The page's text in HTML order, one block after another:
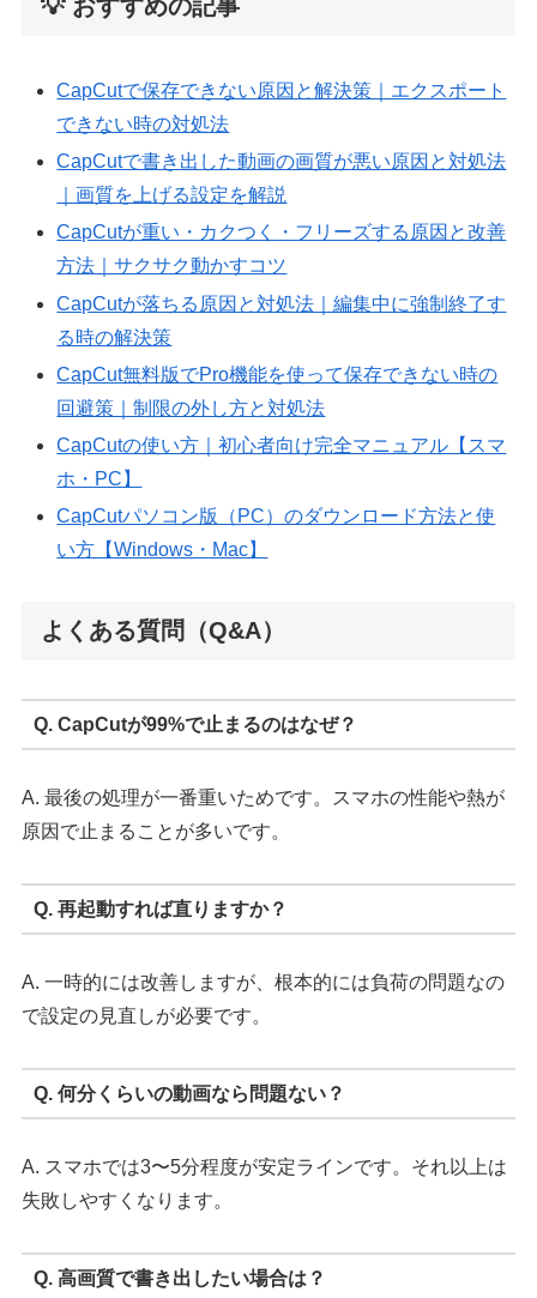
💡 おすすめの記事
CapCutで保存できない原因と解決策｜エクスポート
できない時の対処法
CapCutで書き出した動画の画質が悪い原因と対処法
｜画質を上げる設定を解説
CapCutが重い・カクつく・フリーズする原因と改善
方法｜サクサク動かすコツ
CapCutが落ちる原因と対処法｜編集中に強制終了す
る時の解決策
CapCut無料版でPro機能を使って保存できない時の
回避策｜制限の外し方と対処法
CapCutの使い方｜初心者向け完全マニュアル【スマ
ホ・PC】
CapCutパソコン版（PC）のダウンロード方法と使
い方【Windows・Mac】
よくある質問（Q&A）
Q. CapCutが99%で止まるのはなぜ？
A. 最後の処理が一番重いためです。スマホの性能や熱が
原因で止まることが多いです。
Q. 再起動すれば直りますか？
A. 一時的には改善しますが、根本的には負荷の問題なの
で設定の見直しが必要です。
Q. 何分くらいの動画なら問題ない？
A. スマホでは3〜5分程度が安定ラインです。それ以上は
失敗しやすくなります。
Q. 高画質で書き出したい場合は？